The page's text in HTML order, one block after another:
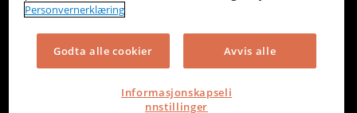
Personvern
Informasjonskapsler
Personvernerklæring
Godta alle cookier Avvis alle
Informasjonskapseli
nnstillinger